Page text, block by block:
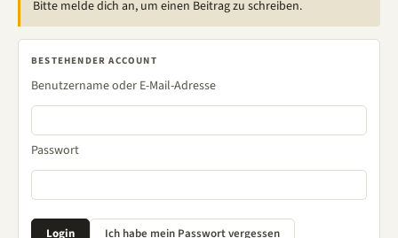
Bitte melde dich an, um einen Beitrag zu schreiben.
BESTEHENDER ACCOUNT
Benutzername oder E-Mail-Adresse
Passwort